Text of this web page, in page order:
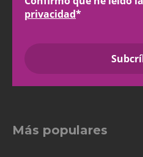
privacidad*
Más populares